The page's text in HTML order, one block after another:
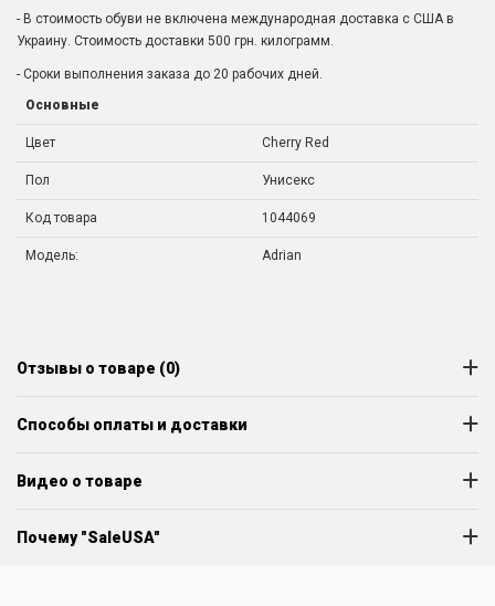
- В стоимость обуви не включена международная доставка с США в
Украину. Стоимость доставки 500 грн. килограмм.
- Сроки выполнения заказа до 20 рабочих дней.
Основные
Цвет Cherry Red
Пол Унисекс
Код товара 1044069
Модель: Adrian
Отзывы о товаре (0)
Способы оплаты и доставки
Видео о товаре
Почему "SaleUSA"